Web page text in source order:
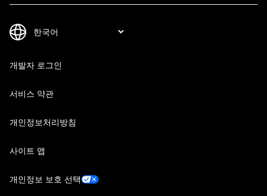
개발자 로그인
서비스 약관
개인정보처리방침
사이트 맵
개인정보 보호 선택